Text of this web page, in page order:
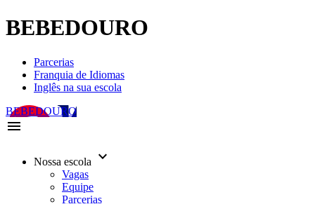
BEBEDOURO
Parcerias
Franquia de Idiomas
Inglês na sua escola
BEBEDOURO
menu
Nossa escola keyboard_arrow_down
Vagas
Equipe
Parcerias